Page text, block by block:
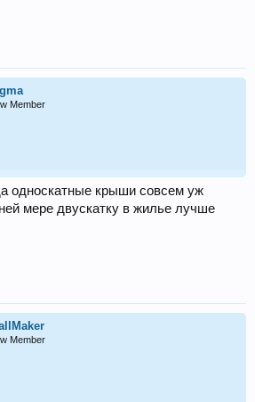
Member
односкатные крыши совсем уж
мере двускатку в жилье лучше
Member